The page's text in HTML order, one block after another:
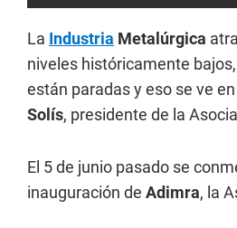
La Industria Metalúrgica
niveles históricamente
están paradas y eso se ve
Solís, presidente de la
El 5 de junio pasado se
inauguración de Adimra, la